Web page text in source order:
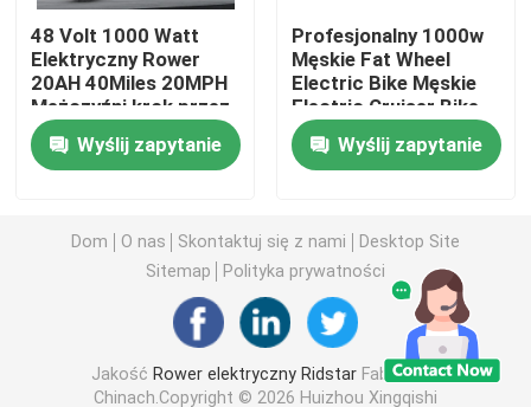
Elektryczny rower górski z całym zawieszeniem
Składany elektryczny rower górski
Rower elektryczny z tłustymi oponami
Elektryczny rower z tłuszczową oponą dla kobiet
Elektryczny rower z tłustą oponą dla mężczyzn
20 cali rower elektryczny
48 Volt 1000 Watt
Elektryczny Rower
20AH 40Miles 20MPH
Mężczyźni krok przez
rower elektryczny
Wyślij zapytanie
Profesjonalny 1000w
Męskie Fat Wheel
Electric Bike Męskie
Electric Cruiser Bike
60-80km
Wyślij zapytanie
Dom O nas Skontaktuj się z nami
Desktop Site
Sitemap
Polityka prywatności
Jakość Rower elektryczny Ridstar Fabryka w
Chinach.Copyright © 2026 Huizhou Xingqishi